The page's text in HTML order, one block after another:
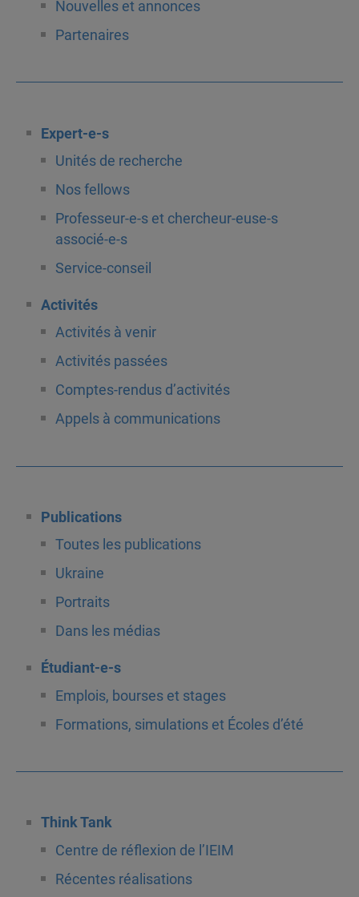
Nouvelles et annonces
Partenaires
Expert-e-s
Unités de recherche
Nos fellows
Professeur-e-s et chercheur-euse-s
associé-e-s
Service-conseil
Activités
Activités à venir
Activités passées
Comptes-rendus d’activités
Appels à communications
Publications
Toutes les publications
Ukraine
Portraits
Dans les médias
Étudiant-e-s
Emplois, bourses et stages
Formations, simulations et Écoles d’été
Think Tank
Centre de réflexion de l’IEIM
Récentes réalisations